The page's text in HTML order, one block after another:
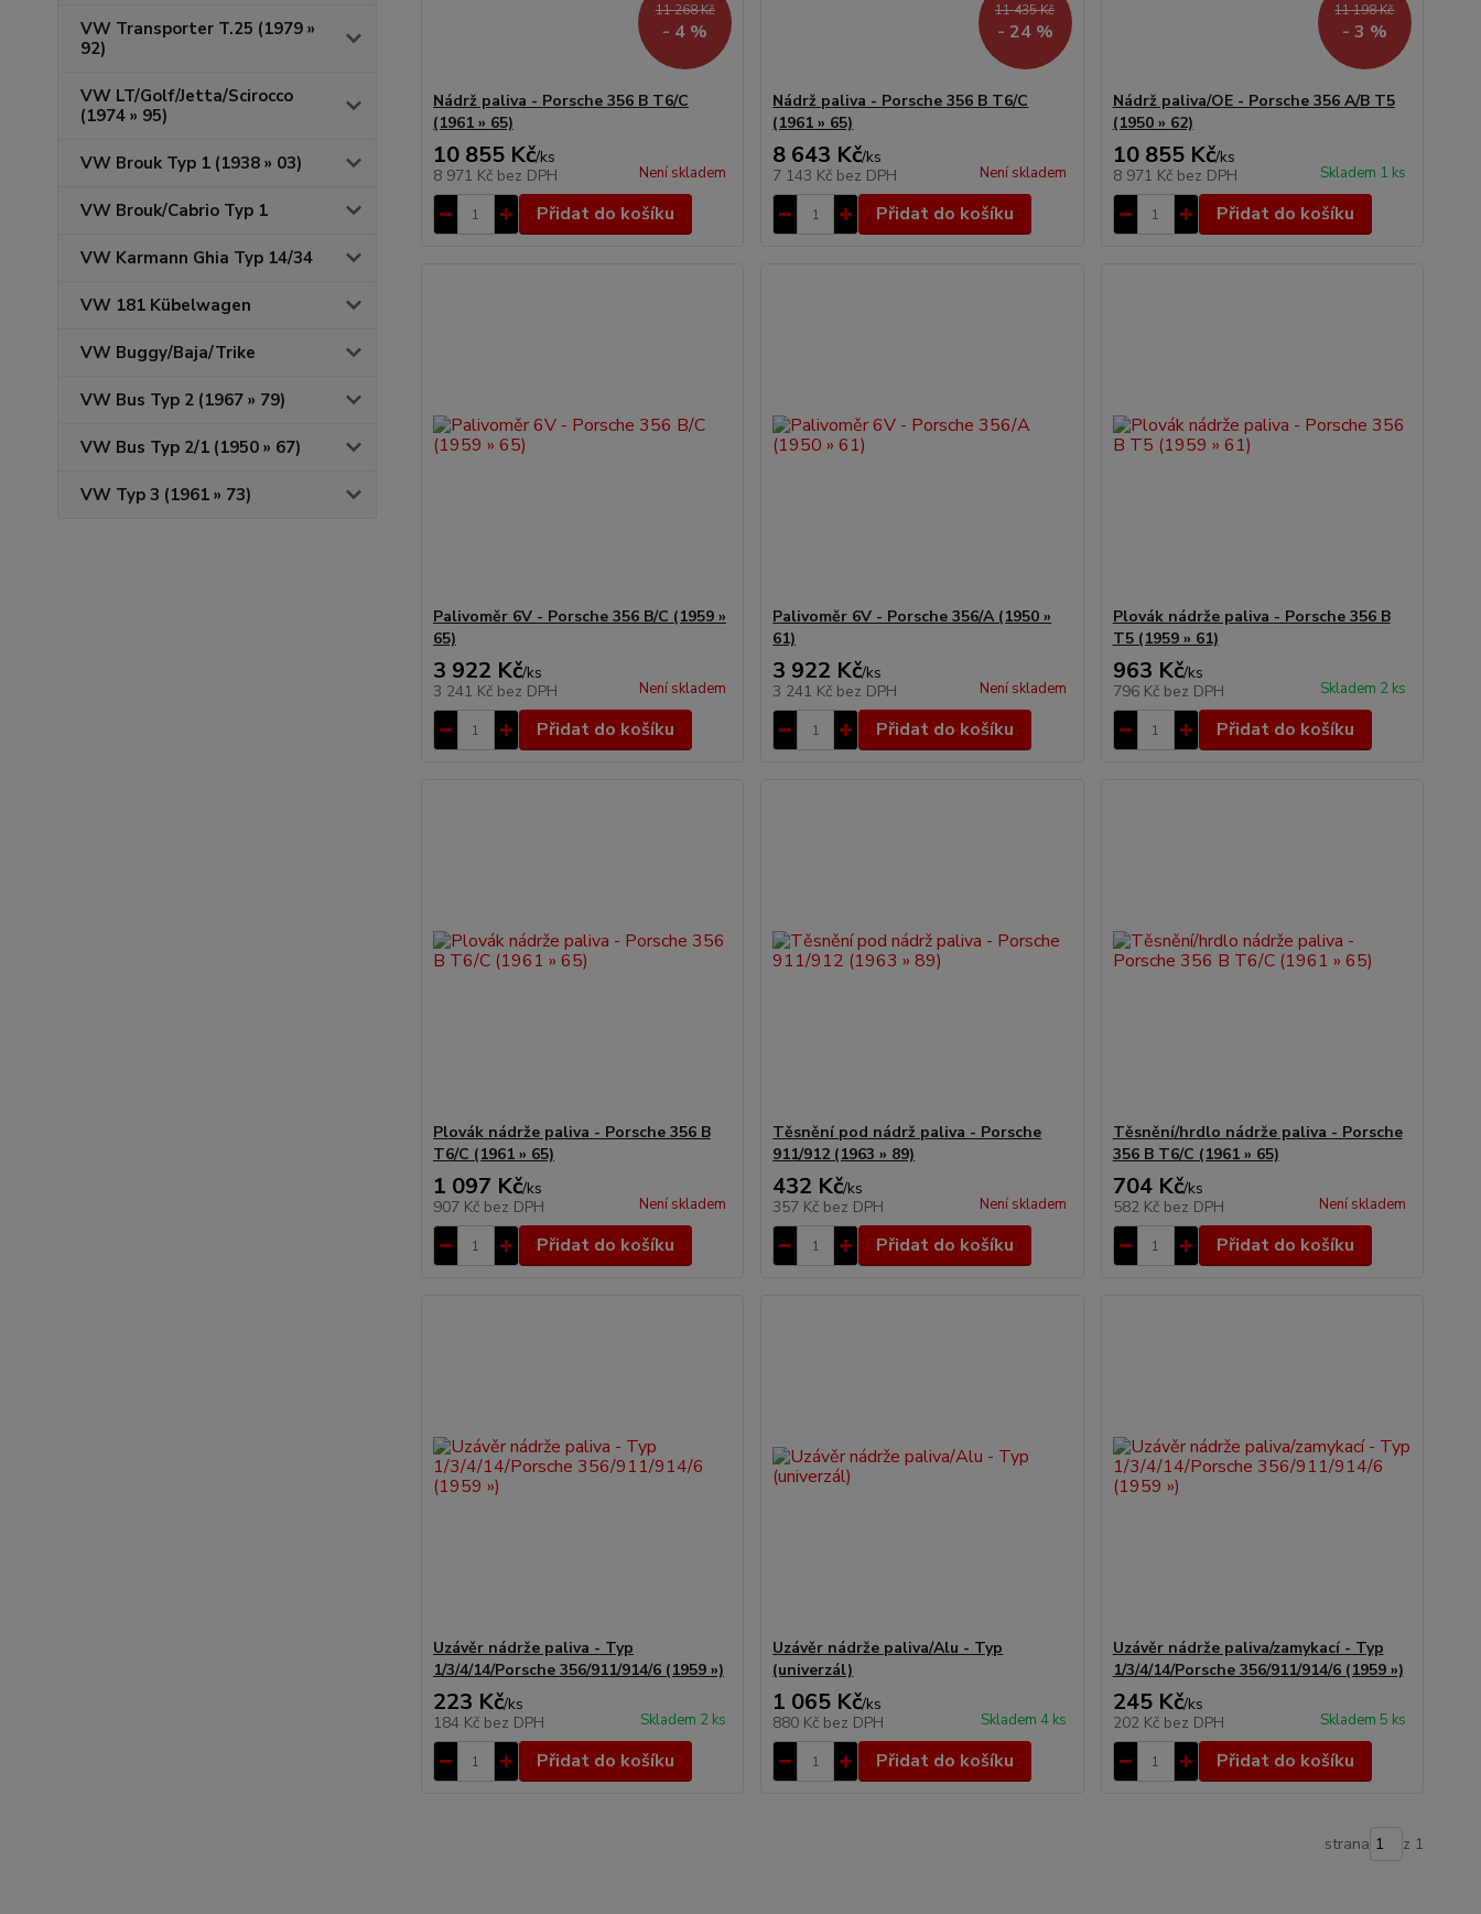
VW Transporter T.25 (1979 »
92)
VW LT/Golf/Jetta/Scirocco
(1974 » 95)
VW Brouk Typ 1 (1938 » 03)
VW Brouk/Cabrio Typ 1
VW Karmann Ghia Typ 14/34
VW 181 Kübelwagen
VW Buggy/Baja/Trike
VW Bus Typ 2 (1967 » 79)
VW Bus Typ 2/1 (1950 » 67)
VW Typ 3 (1961 » 73)
11 268 Kč
- 4 %
Nádrž paliva - Porsche 356 B T6/C
(1961 » 65)
10 855 Kč/ks
8 971 Kč bez DPH Není skladem
Přidat do košíku
11 435 Kč
- 24 %
Nádrž paliva - Porsche 356 B T6/C
(1961 » 65)
8 643 Kč/ks
7 143 Kč bez DPH Není skladem
Přidat do košíku
11 198 Kč
- 3 %
Nádrž paliva/OE - Porsche 356 A/B T5
(1950 » 62)
10 855 Kč/ks
8 971 Kč bez DPH Skladem 1 ks
Přidat do košíku
Palivoměr 6V - Porsche 356 B/C (1959 »
65)
3 922 Kč/ks
3 241 Kč bez DPH Není skladem
Přidat do košíku
Palivoměr 6V - Porsche 356/A (1950 »
61)
3 922 Kč/ks
3 241 Kč bez DPH Není skladem
Přidat do košíku
Plovák nádrže paliva - Porsche 356 B
T5 (1959 » 61)
963 Kč/ks
796 Kč bez DPH Skladem 2 ks
Přidat do košíku
Plovák nádrže paliva - Porsche 356 B
T6/C (1961 » 65)
1 097 Kč/ks
907 Kč bez DPH Není skladem
Přidat do košíku
Těsnění pod nádrž paliva - Porsche
911/912 (1963 » 89)
432 Kč/ks
357 Kč bez DPH Není skladem
Přidat do košíku
Těsnění/hrdlo nádrže paliva - Porsche
356 B T6/C (1961 » 65)
704 Kč/ks
582 Kč bez DPH Není skladem
Přidat do košíku
Uzávěr nádrže paliva - Typ
1/3/4/14/Porsche 356/911/914/6 (1959 »)
223 Kč/ks
184 Kč bez DPH Skladem 2 ks
Přidat do košíku
Uzávěr nádrže paliva/Alu - Typ
(univerzál)
1 065 Kč/ks
880 Kč bez DPH Skladem 4 ks
Přidat do košíku
Uzávěr nádrže paliva/zamykací - Typ
1/3/4/14/Porsche 356/911/914/6 (1959 »)
245 Kč/ks
202 Kč bez DPH Skladem 5 ks
Přidat do košíku
strana z 1